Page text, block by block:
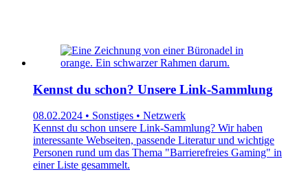
Kennst du schon? Unsere Link-Sammlung
08.02.2024 • Sonstiges • Netzwerk
Kennst du schon unsere Link-Sammlung? Wir haben
interessante Webseiten, passende Literatur und wichtige
Personen rund um das Thema "Barrierefreies Gaming" in
einer Liste gesammelt.